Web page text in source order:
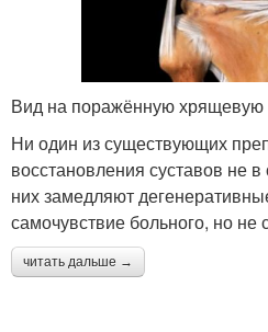
Вид на поражённую хрящевую
Ни один из существующих
восстановления суставов не
них замедляют
самочувствие больного, но не
читать дальше →